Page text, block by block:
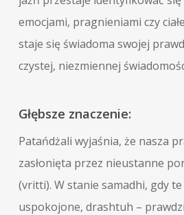
emocjami, pragnieniami czy
staje się świadoma swojej
czystej, niezmiennej
Głębsze znaczenie:
Patańdżali wyjaśnia, że nasza
zasłonięta przez nieustanne
(vritti). W stanie samadhi, gdy
uspokojone, drashtuh –